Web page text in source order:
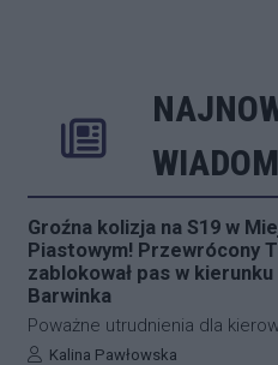
Groźna kolizja na S19 w
Piastowym! Przewrócony
zablokował pas w kierunku
Barwinka
Poważne utrudnienia dla
jadących w stronę przejścia
Autor artykułu:
Kalina Pawłowska